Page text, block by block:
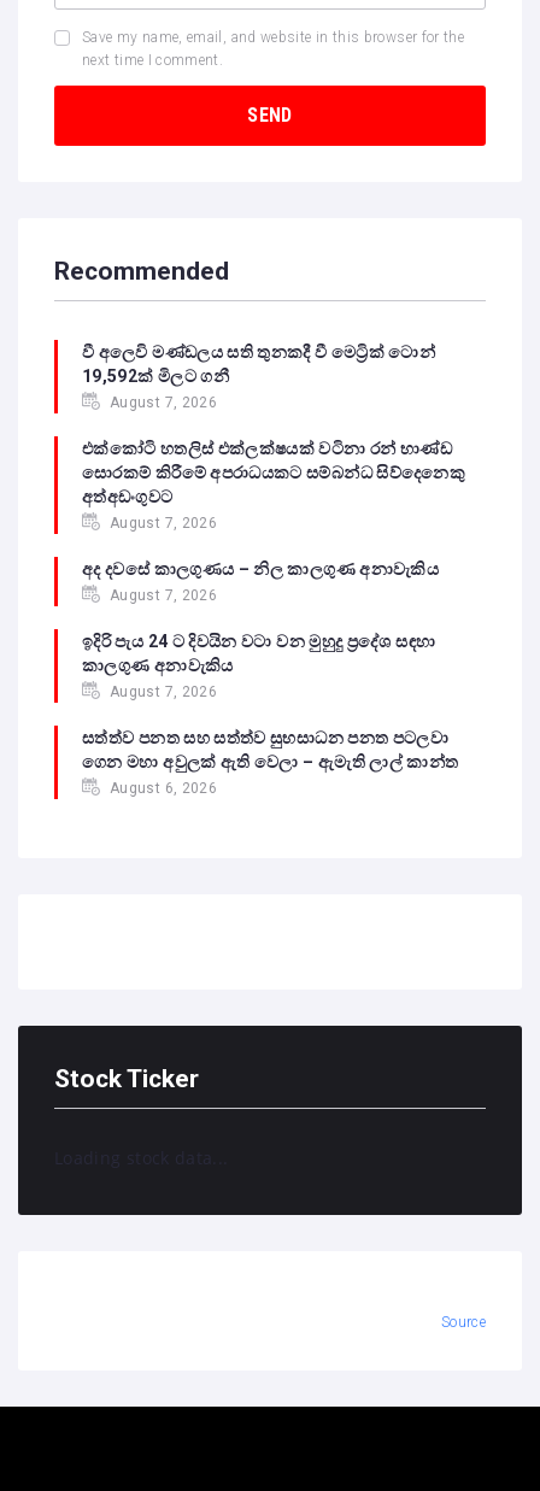
Save my name, email, and website in this browser for the
next time I comment.
Recommended
වී අලෙවි මණ්ඩලය සති තුනකදී වී මෙට්‍රික් ටොන්
19,592ක් මිලට ගනී
August 7, 2026
එක්කෝටි හතලිස් එක්ලක්ෂයක් වටිනා රන් භාණ්ඩ
සොරකම් කිරීමේ අපරාධයකට සම්බන්ධ සිව්දෙනෙකු
අත්අඩංගුවට
August 7, 2026
අද දවසේ කාලගුණය – නිල කාලගුණ අනාවැකිය
August 7, 2026
ඉදිරි පැය 24 ට දිවයින වටා වන මුහුදු ප්‍රදේශ සඳහා
කාලගුණ අනාවැකිය
August 7, 2026
සත්ත්ව පනත සහ සත්ත්ව සුභසාධන පනත පටලවා
ගෙන මහා අවුලක් ඇති වෙලා – ඇමැති ලාල් කාන්ත
August 6, 2026
Stock Ticker
Loading stock data...
Source